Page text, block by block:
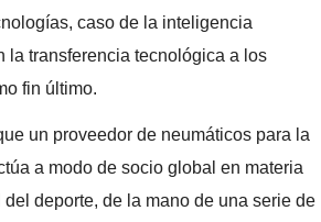
caso de la inteligencia
la transferencia tecnológica a los
fin último.
un proveedor de neumáticos para la
a modo de socio global en materia
deporte, de la mano de una serie de